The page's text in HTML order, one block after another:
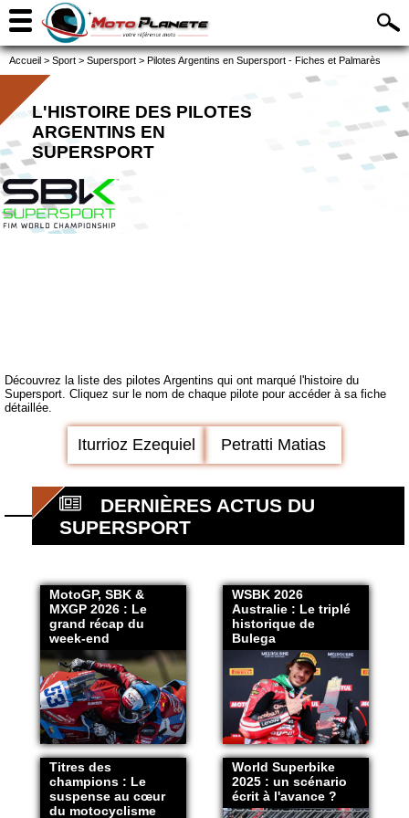
Accueil > Sport > Supersport > Pilotes Argentins en Supersport - Fiches et Palmarès
L'HISTOIRE DES PILOTES
ARGENTINS EN
SUPERSPORT
Découvrez la liste des pilotes Argentins qui ont marqué l'histoire du
Supersport. Cliquez sur le nom de chaque pilote pour accéder à sa fiche
détaillée.
Iturrioz Ezequiel Petratti Matias
DERNIÈRES ACTUS DU
SUPERSPORT
MotoGP, SBK &
MXGP 2026 : Le
grand récap du
week-end
WSBK 2026
Australie : Le triplé
historique de
Bulega
Titres des
champions : Le
suspense au cœur
du motocyclisme
World Superbike
2025 : un scénario
écrit à l'avance ?